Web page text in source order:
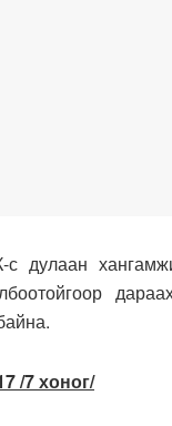
дулаан
/7 хоног/